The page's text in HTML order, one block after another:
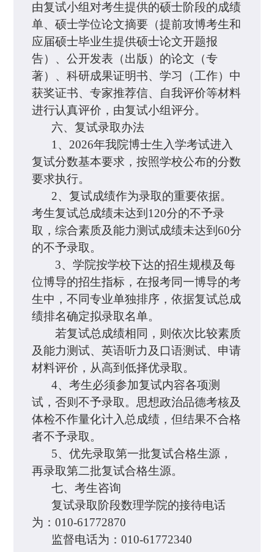
由复试小组对考生提供的硕士阶段的成绩
单、硕士学位论文摘要（提前攻博考生和
应届硕士毕业生提供硕士论文开题报
告）、公开发表（出版）的论文（专
著）、科研成果证明书、学习（工作）中
获奖证书、专家推荐信、自我评价等材料
进行认真评价，由复试小组评分。
六、复试录取办法
1、2026年我院博士生入学考试进入
复试分数基本要求，按照学校公布的分数
要求执行。
2、复试成绩作为录取的重要依据。
考生复试总成绩未达到120分的不予录
取，综合素质及能力测试成绩未达到60分
的不予录取。
3、学院按学校下达的招生规模及每
位博导的招生指标，在报考同一博导的考
生中，不同专业单独排序，依据复试总成
绩排名确定拟录取名单。
若复试总成绩相同，则依次比较素质
及能力测试、英语听力及口语测试、申请
材料评价，从高到低择优录取。
4、考生必须参加复试内容各项测
试，否则不予录取。思想政治品德考核及
体检不作量化计入总成绩，但结果不合格
者不予录取。
5、优先录取第一批复试合格生源，
再录取第二批复试合格生源。
七、考生咨询
复试录取阶段数理学院的接待电话
为：010-61772870
监督电话为：010-61772340